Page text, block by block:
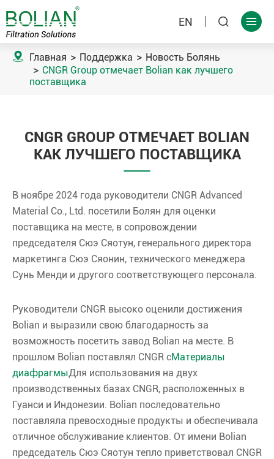
EN  
 Главная Поддержка
Новость Болянь
CNGR Group отмечает Bolian как лучшего
поставщика
CNGR GROUP ОТМЕЧАЕТ BOLIAN
КАК ЛУЧШЕГО ПОСТАВЩИКА
В ноябре 2024 года руководители CNGR Advanced
Material Co., Ltd. посетили Болян для оценки
поставщика на месте, в сопровождении
председателя Сюэ Сяотун, генерального директора
маркетинга Сюэ Сяонин, технического менеджера
Сунь Менди и другого соответствующего персонала.
Руководители CNGR высоко оценили достижения
Bolian и выразили свою благодарность за
возможность посетить завод Bolian на месте. В
прошлом Bolian поставлял CNGR сМатериалы
диафрагмыДля использования на двух
производственных базах CNGR, расположенных в
Гуанси и Индонезии. Bolian последовательно
поставляла превосходные продукты и обеспечивала
отличное обслуживание клиентов. От имени Bolian
председатель Сюэ Сяотун тепло приветствовал CNGR